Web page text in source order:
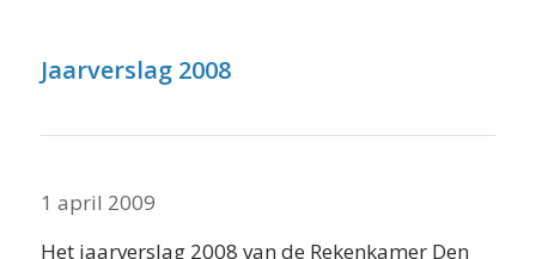
Jaarverslag 2008
1 april 2009
Het jaarverslag 2008 van de Rekenkamer Den